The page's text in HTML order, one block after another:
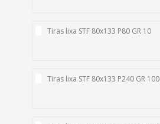
Tiras lixa STF 80x133 P80 GR 10
Tiras lixa STF 80x133 P240 GR 100